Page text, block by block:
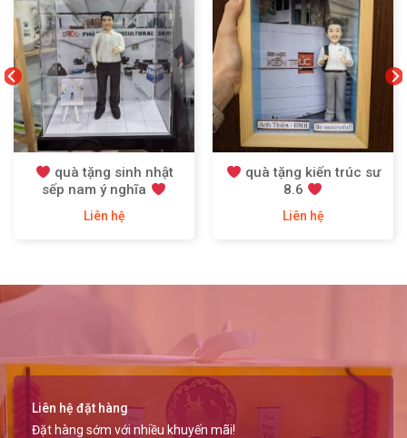
quà tặng sinh nhật
sếp nam ý nghĩa
Liên hệ
quà tặng kiến trúc sư
8.6
Liên hệ
Liên hệ đặt hàng
Đặt hàng sớm với nhiều khuyến mãi!